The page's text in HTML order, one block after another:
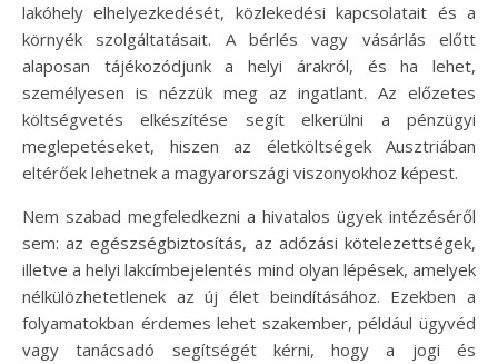
lakóhely elhelyezkedését, közlekedési kapcsolatait és a
környék szolgáltatásait. A bérlés vagy vásárlás előtt
alaposan tájékozódjunk a helyi árakról, és ha lehet,
személyesen is nézzük meg az ingatlant. Az előzetes
költségvetés elkészítése segít elkerülni a pénzügyi
meglepetéseket, hiszen az életköltségek Ausztriában
eltérőek lehetnek a magyarországi viszonyokhoz képest.
Nem szabad megfeledkezni a hivatalos ügyek intézéséről
sem: az egészségbiztosítás, az adózási kötelezettségek,
illetve a helyi lakcímbejelentés mind olyan lépések, amelyek
nélkülözhetetlenek az új élet beindításához. Ezekben a
folyamatokban érdemes lehet szakember, például ügyvéd
vagy tanácsadó segítségét kérni, hogy a jogi és